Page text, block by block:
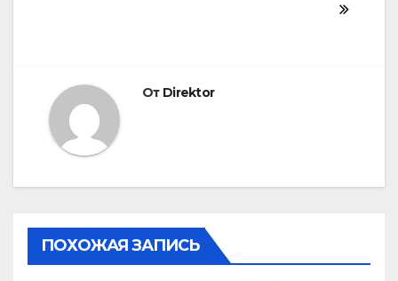
От Direktor
ПОХОЖАЯ ЗАПИСЬ